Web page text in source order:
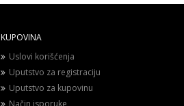
KUPOVINA
Uslovi korišćenja
Uputstvo za registraciju
Uputstvo za kupovinu
Način isporuke